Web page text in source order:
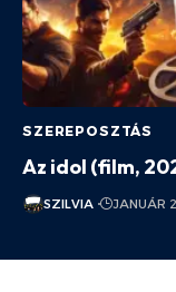
SZEREPOSZTÁS
Az idol (film,
SZILVIA JANUÁR